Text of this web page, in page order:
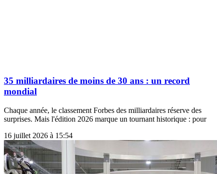
35 milliardaires de moins de 30 ans : un record
mondial
Chaque année, le classement Forbes des milliardaires réserve des
surprises. Mais l'édition 2026 marque un tournant historique : pour
16 juillet 2026 à 15:54